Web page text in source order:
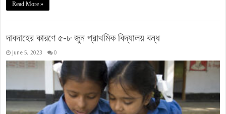
Read More »
দাবদাহের কারণে ৫-৮ জুন প্রাথমিক বিদ্যালয় বন্ধ
June 5, 2023 0